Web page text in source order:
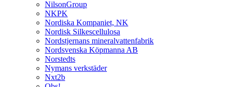
NilsonGroup
NKPK
Nordiska Kompaniet, NK
Nordisk Silkescellulosa
Nordstjernans mineralvattenfabrik
Nordsvenska Köpmanna AB
Norstedts
Nymans verkstäder
Nxt2b